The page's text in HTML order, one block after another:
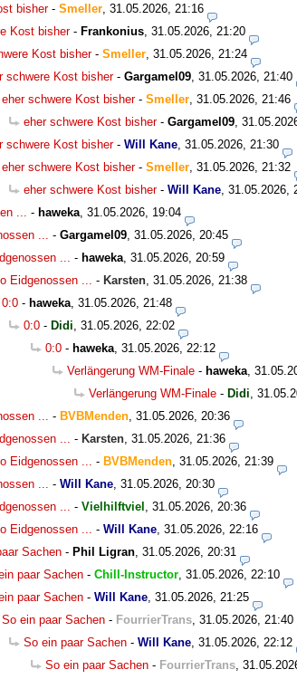
bisher- Smeller 31.05.2026, 21:16
Kost bisher- Frankonius 31.05.2026, 21:20
Kost bisher- Smeller 31.05.2026, 21:24
schwere Kost bisher- Gargamel09 31.05.2026, 21:40
eher schwere Kost bisher- Smeller 31.05.2026, 21:46
eher schwere Kost bisher- Gargamel09
schwere Kost bisher- Will Kane 31.05.2026, 21:30
eher schwere Kost bisher- Smeller 31.05.2026, 21:32
eher schwere Kost bisher- Will Kane 31.05.2026,
...
- haweka 31.05.2026, 19:04
...
- Gargamel09 31.05.2026, 20:45
...
- haweka 31.05.2026, 20:59
Eidgenossen ...
- Karsten 31.05.2026, 21:38
0:0 - haweka 31.05.2026, 21:48
0:0 - Didi 31.05.2026, 22:02
0:0 - haweka 31.05.2026, 22:12
Verlängerung WM-Finale - haweka
Verlängerung WM-Finale - Didi
...
- BVBMenden 31.05.2026, 20:36
...
- Karsten 31.05.2026, 21:36
Eidgenossen ...
- BVBMenden 31.05.2026, 21:39
...
- Will Kane 31.05.2026, 20:30
...
- Vielhilftviel 31.05.2026, 20:36
Eidgenossen ...
- Will Kane 31.05.2026, 22:16
Sachen - Phil Ligran 31.05.2026, 20:31
paar Sachen - Chill-Instructor 31.05.2026, 22:10
paar Sachen - Will Kane 31.05.2026, 21:25
So ein paar Sachen - FourrierTrans 31.05.2026, 21:40
So ein paar Sachen - Will Kane 31.05.2026, 22:12
So ein paar Sachen - FourrierTrans